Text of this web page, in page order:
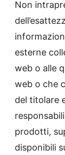
Non
esterne
web o alle
web o che
del titolare
prodotti,
disponibili